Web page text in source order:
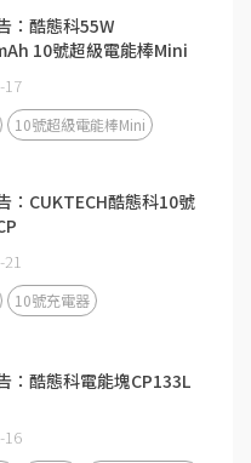
：酷態科55W
10號超級電能棒Mini
17
10號超級電能棒Mini
：CUKTECH酷態科10號
21
10號充電器
：酷態科電能塊CP133L
16